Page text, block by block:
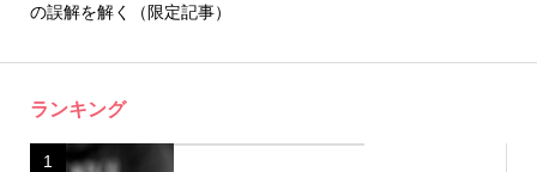
の誤解を解く（限定記事）
ランキング
1